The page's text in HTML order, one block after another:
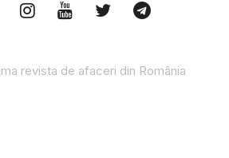
revista de afaceri din România